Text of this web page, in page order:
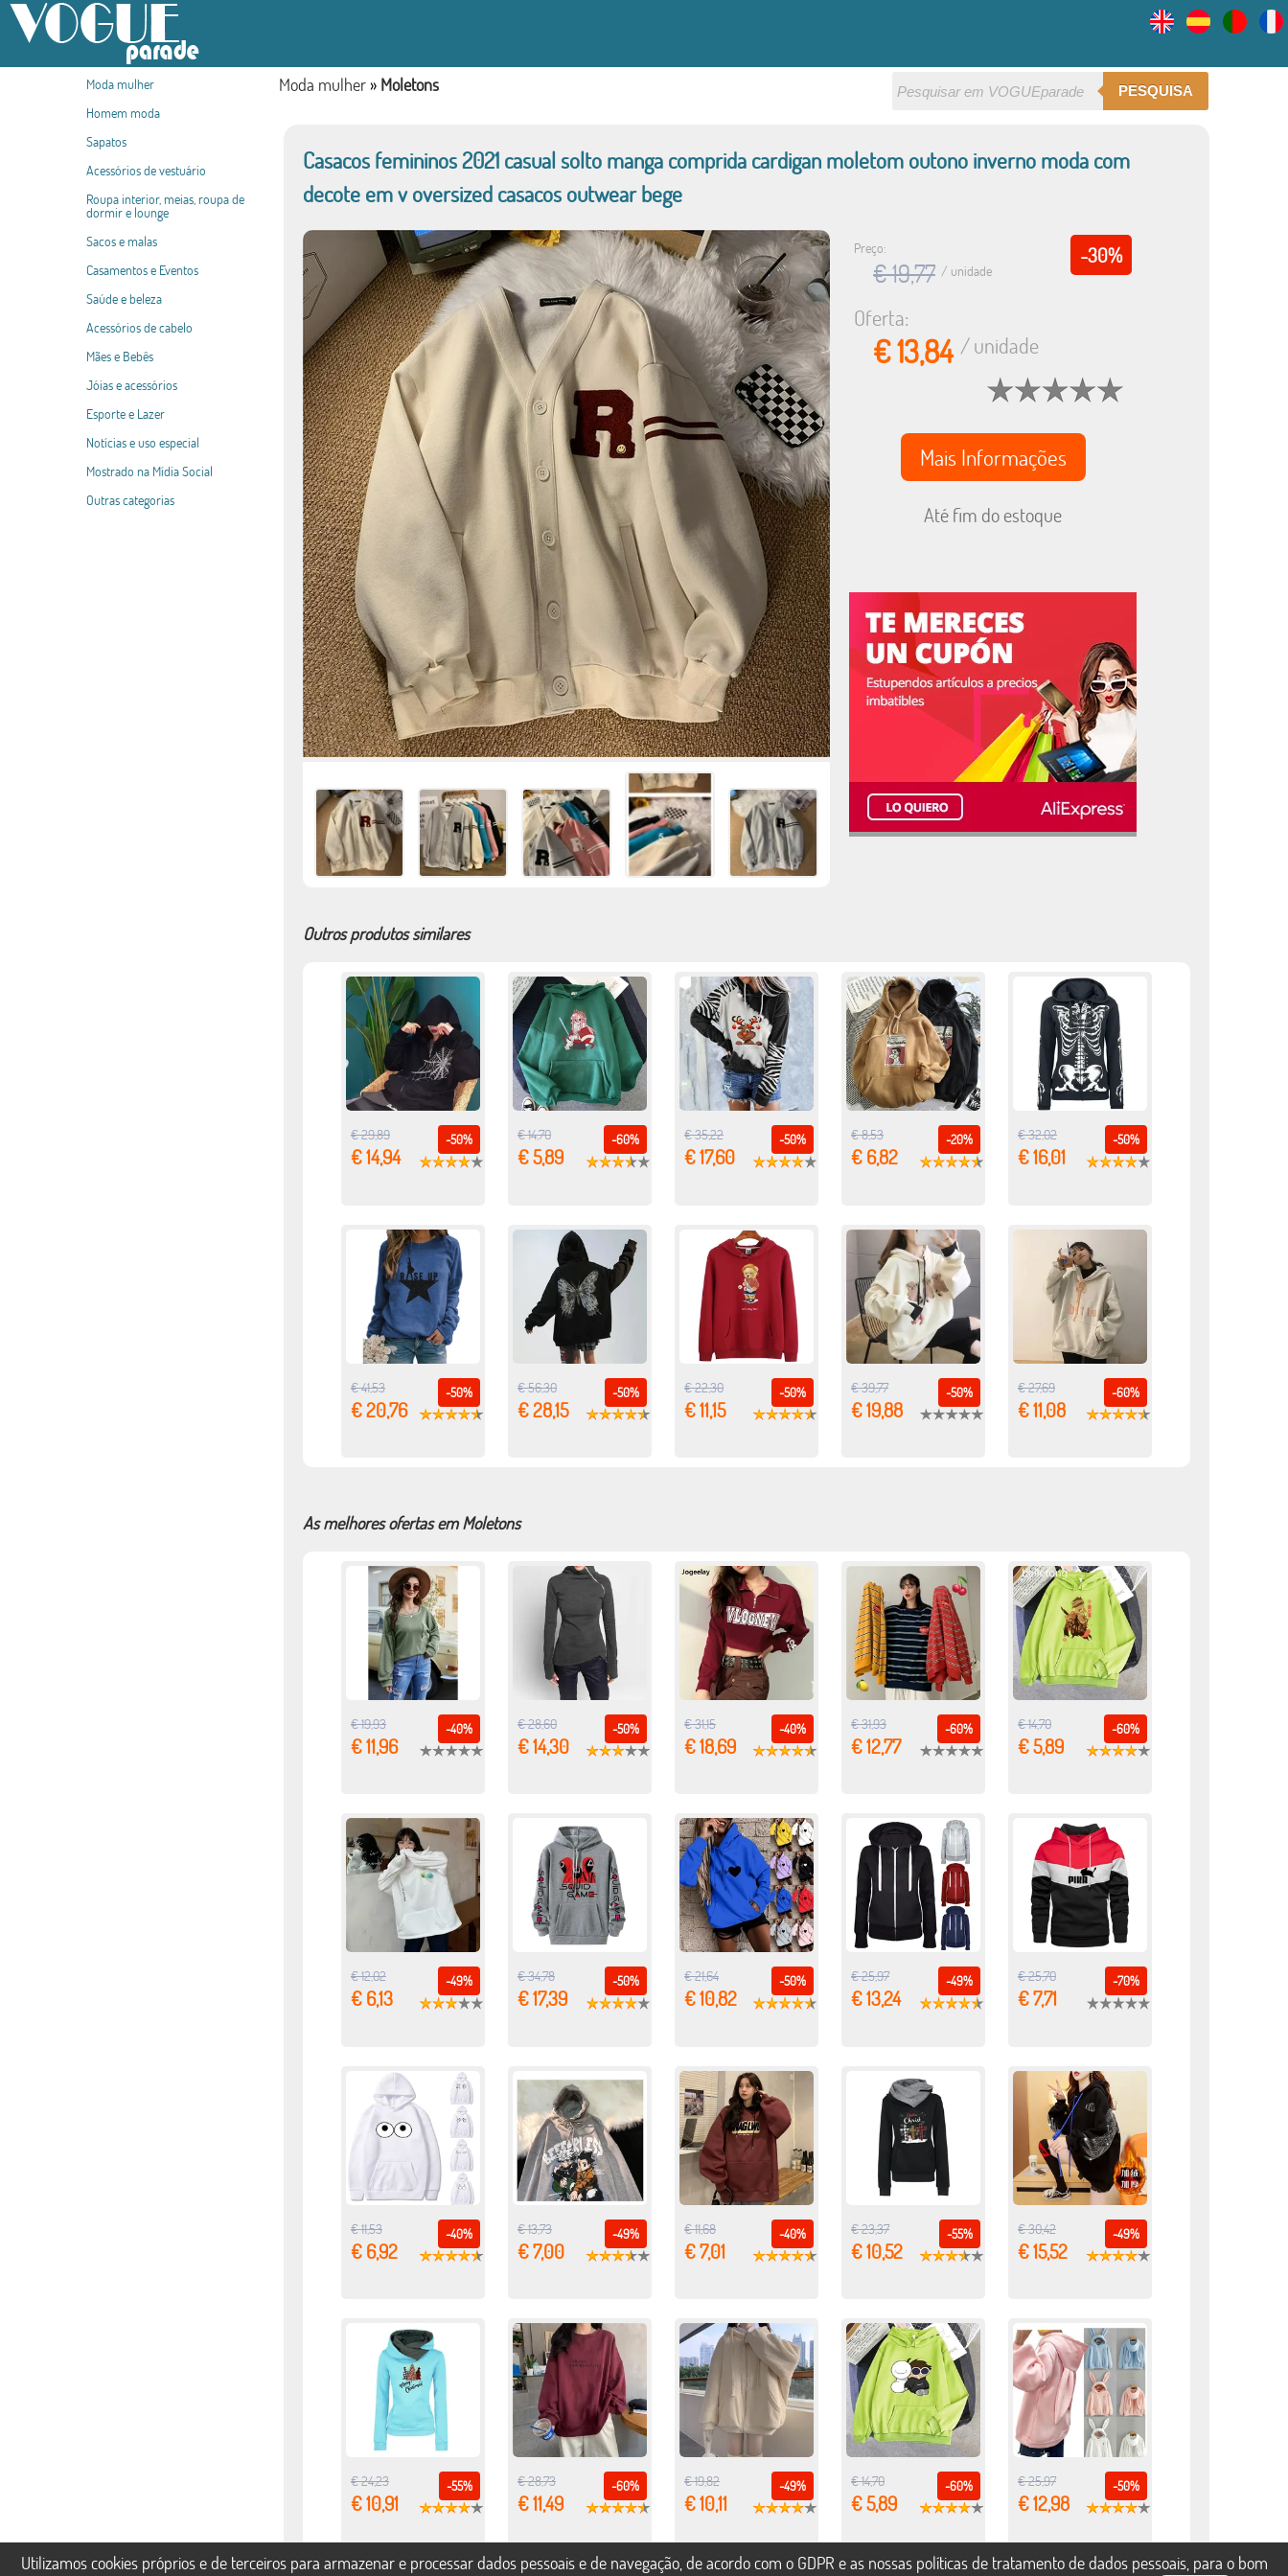
Moda mulher
Homem moda
Sapatos
Acessórios de vestuário
Roupa interior, meias, roupa de
dormir e lounge
Sacos e malas
Casamentos e Eventos
Saúde e beleza
Acessórios de cabelo
Mães e Bebês
Jóias e acessórios
Esporte e Lazer
Notícias e uso especial
Mostrado na Mídia Social
Outras categorias
PESQUISA
Moda mulher » Moletons
Casacos femininos 2021 casual solto manga comprida cardigan moletom outono inverno moda com
decote em v oversized casacos outwear bege
-30%
Preço:
€ 19,77 / unidade
Oferta:
€ 13,84 / unidade
Mais Informações
Até fim do estoque
Outros produtos similares
-50%
€ 29,89
€ 14,94
-60%
€ 14,70
€ 5,89
-50%
€ 35,22
€ 17,60
-20%
€ 8,53
€ 6,82
-50%
€ 32,02
€ 16,01
-50%
€ 41,53
€ 20,76
-50%
€ 56,30
€ 28,15
-50%
€ 22,30
€ 11,15
-50%
€ 39,77
€ 19,88
-60%
€ 27,69
€ 11,08
As melhores ofertas em Moletons
-40%
€ 19,93
€ 11,96
-50%
€ 28,60
€ 14,30
-40%
€ 31,15
€ 18,69
-60%
€ 31,93
€ 12,77
-60%
€ 14,70
€ 5,89
-49%
€ 12,02
€ 6,13
-50%
€ 34,78
€ 17,39
-50%
€ 21,64
€ 10,82
-49%
€ 25,97
€ 13,24
-70%
€ 25,70
€ 7,71
-40%
€ 11,53
€ 6,92
-49%
€ 13,73
€ 7,00
-40%
€ 11,68
€ 7,01
-55%
€ 23,37
€ 10,52
-49%
€ 30,42
€ 15,52
-55%
€ 24,23
€ 10,91
-60%
€ 28,73
€ 11,49
-49%
€ 19,82
€ 10,11
-60%
€ 14,70
€ 5,89
-50%
€ 25,97
€ 12,98
Utilizamos cookies próprios e de terceiros para armazenar e processar dados pessoais e de navegação, de acordo com o GDPR e as nossas políticas de tratamento de dados pessoais, para o bom